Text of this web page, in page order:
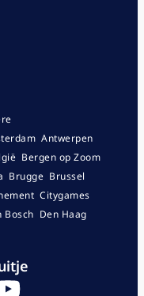
Antwerpen
Bergen op Zoom
Brugge Brussel
Citygames
Bosch Den Haag